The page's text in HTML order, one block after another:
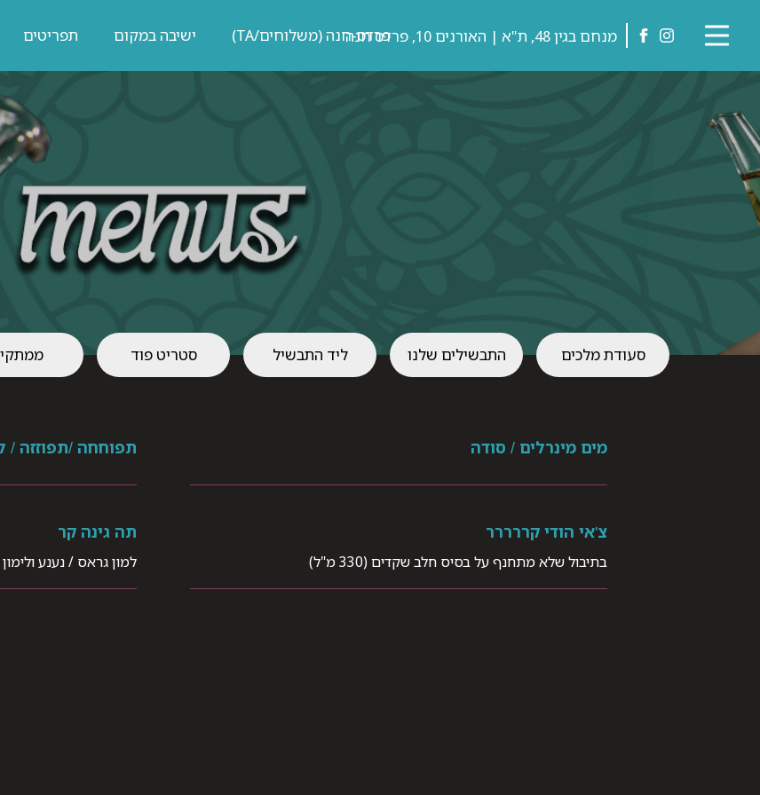
טאלי
לאמה
לעמוד
הפייסבוק
מנחם בגין 48, ת"א | האורנים 10, פרדס חנה פרדס-חנה (משלוחים/TA) ישיבה במקום תפריטים
סעודת מלכים התבשילים שלנו ליד התבשיל סטריט פוד
מים מינרלים / סודה תפוחחה /תפוזזה /
צ'אי הודי קררררר
בתיבול שלא מתחנף על בסיס חלב שקדים (330 מ"ל)
תה גינה קר
למון גראס / נענע ולימון